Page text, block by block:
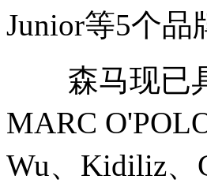
Junior等5个
森马现已具
MARC
Wu、Kidiliz、